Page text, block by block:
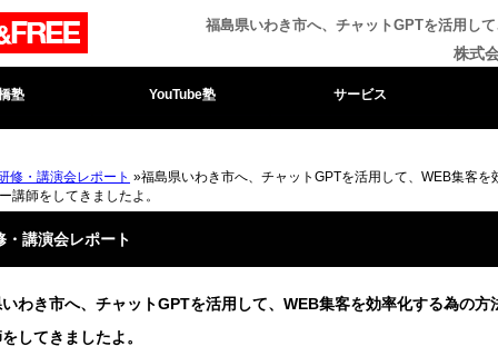
福島県いわき市へ、チャットGPTを活用し
株式
塾 YouTube塾 サービス
修・講演会レポート »福島県いわき市へ、チャットGPTを活用して、WEB集客を
講師をしてきましたよ。
・講演会レポート
わき市へ、チャットGPTを活用して、WEB集客を効率化する為の方
してきましたよ。